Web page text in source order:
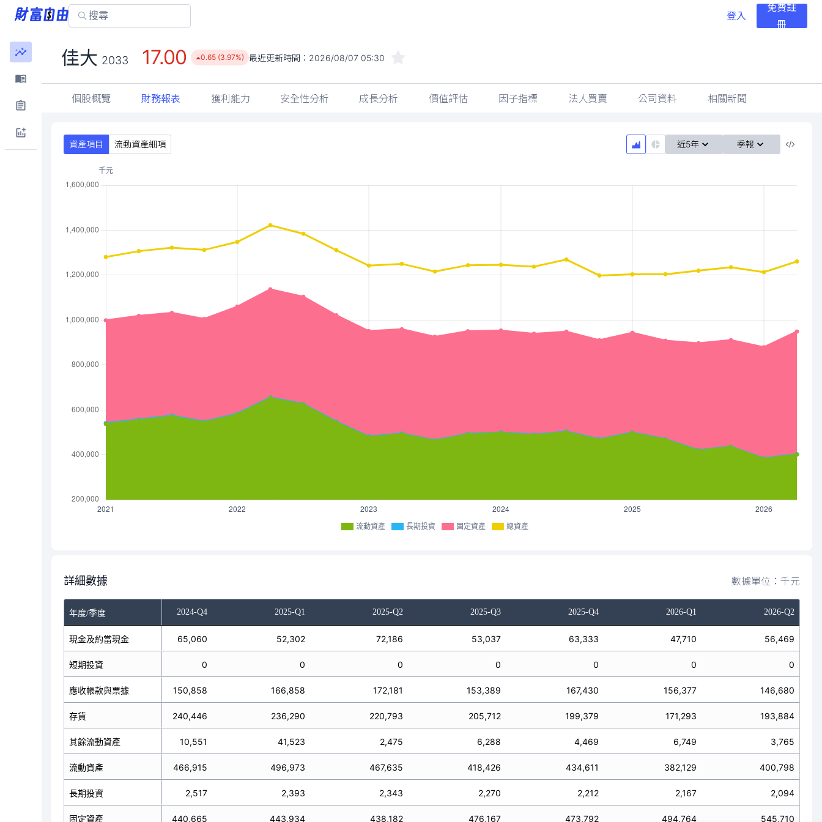
登入
免費註
冊
佳大 2033 17.00 0.65 (3.97%) 最近更新時間： 2026/08/07 05:30
個股概覽 財務報表 獲利能力 安全性分析 成長分析 價值評估 因子指標 法人買賣 公司資料 相關新聞
資產項目 流動資產細項 近5年 季報
流動資產 長期投資 固定資產 總資產
詳細數據 數據單位：千元
年度/季度
2024-Q3 2024-Q4 2025-Q1 2025-Q2 2025-Q3 2025-Q4 2026-Q1 2026-Q2
現金及約當現金
短期投資
應收帳款與票據
存貨
其餘流動資產
流動資產
長期投資
固定資產
101,850 65,060 52,302 72,186 53,037 63,333 47,710 56,469
0 0 0 0 0 0 0
148,436 150,858 166,858 172,181 153,389 167,430 156,377 146,680
244,450 240,446 236,290 220,793 205,712 199,379 171,293 193,884
6,135 10,551 41,523 2,475 6,288 4,469 6,749 3,765
500,871 466,915 496,973 467,635 418,426 434,611 382,129 400,798
2,574 2,517 2,393 2,343 2,270 2,212 2,167 2,094
445,064 440,665 443,934 438,182 476,167 473,792 494,764 545,710